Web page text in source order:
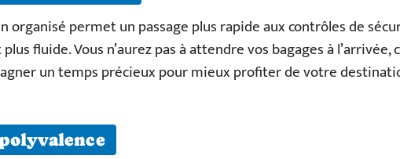
organisé permet un passage plus rapide aux contrôles de
fluide. Vous n’aurez pas à attendre vos bagages à l’arrivée,
un temps précieux pour mieux profiter de votre